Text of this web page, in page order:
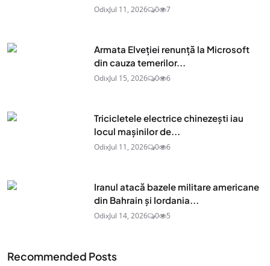
OdixJul 11, 2026 0 7
Armata Elveției renunță la Microsoft
din cauza temerilor...
OdixJul 15, 2026 0 6
Tricicletele electrice chinezești iau
locul mașinilor de...
OdixJul 11, 2026 0 6
Iranul atacă bazele militare americane
din Bahrain și Iordania...
OdixJul 14, 2026 0 5
Recommended Posts